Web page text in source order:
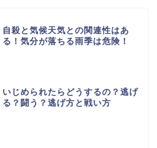
自殺と気候天気との関連性はあ
る！気分が落ちる雨季は危険！
いじめられたらどうするの？逃げ
る？闘う？逃げ方と戦い方